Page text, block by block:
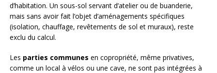
d’habitation. Un sous-sol servant d’atelier ou de buanderie,
mais sans avoir fait l’objet d’aménagements spécifiques
(isolation, chauffage, revêtements de sol et muraux), reste
exclu du calcul.
Les parties communes en copropriété, même privatives,
comme un local à vélos ou une cave, ne sont pas intégrées à